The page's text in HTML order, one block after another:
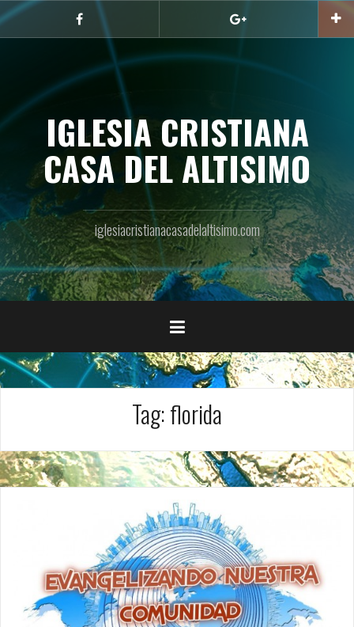
Skip
to
content
Facebook
IGLESIA CRISTIANA
CASA DEL ALTISIMO
iglesiacristianacasadelaltisimo.com
Tag:florida